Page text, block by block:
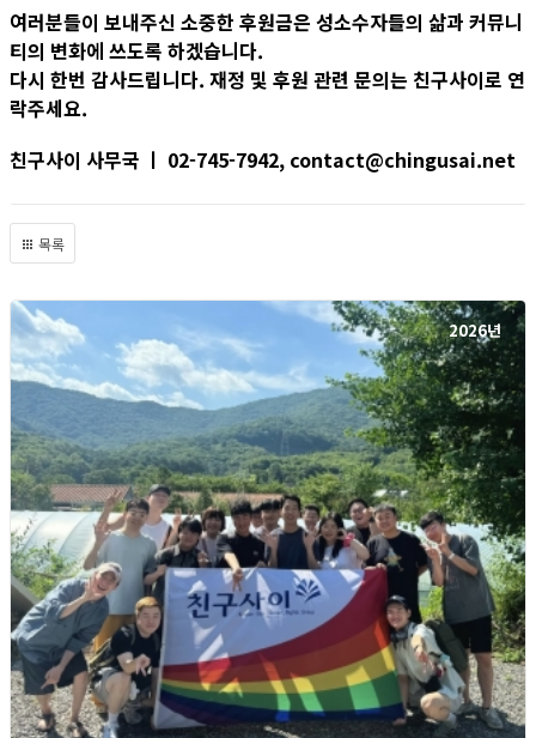
여러분들이 보내주신 소중한 후원금은 성소수자들의 삶과 커뮤니
티의 변화에 쓰도록 하겠습니다.
다시 한번 감사드립니다. 재정 및 후원 관련 문의는 친구사이로 연
락주세요.
친구사이 사무국 ㅣ 02-745-7942, contact@chingusai.net
목록
2026년